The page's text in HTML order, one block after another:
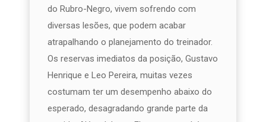
do Rubro-Negro, vivem sofrendo com
diversas lesões, que podem acabar
atrapalhando o planejamento do treinador.
Os reservas imediatos da posição, Gustavo
Henrique e Leo Pereira, muitas vezes
costumam ter um desempenho abaixo do
esperado, desagradando grande parte da